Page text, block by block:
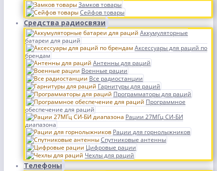
Замков товары
Сейфов товары
Средства радиосвязи
Аккумуляторные
батареи для раций
Аксессуары для раций по
брендам
Антенны для раций
Военные рации
Все радиостанции
Гарнитуры для раций
Программаторы для раций
Программное
обеспечение для раций
Рации 27МГц СИ-БИ
диапазона
Рации для горнолыжников
Спутниковые антенны
Цифровые рации
Чехлы для раций
Телефоны